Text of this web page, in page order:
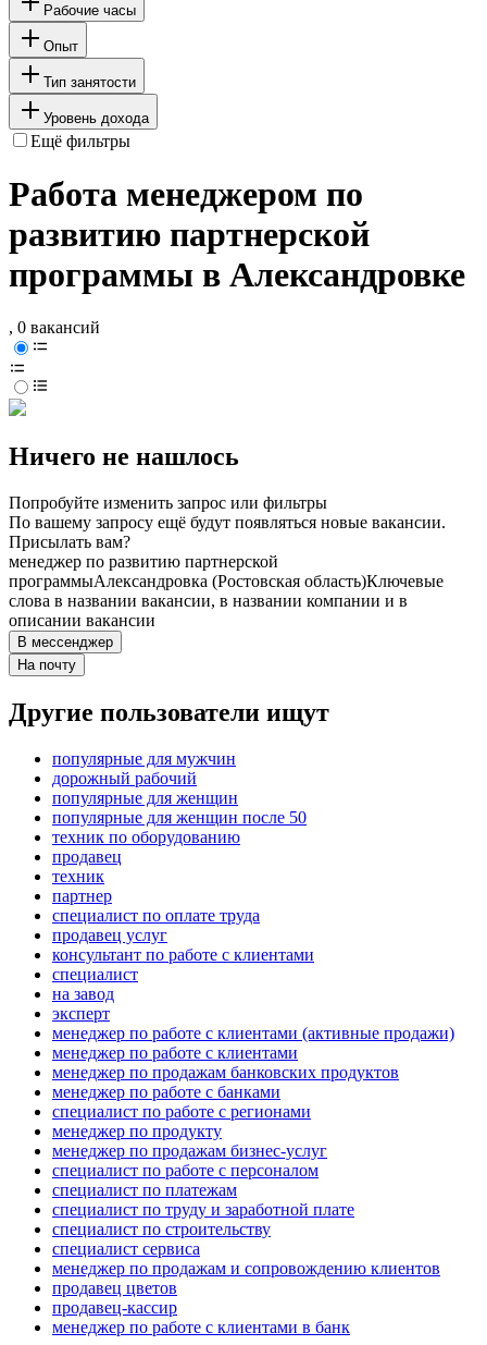
Рабочие часы
Опыт
Тип занятости
Уровень дохода
Ещё фильтры
Работа менеджером по
развитию партнерской
программы в Александровке
, 0 вакансий
Ничего не нашлось
Попробуйте изменить запрос или фильтры
По вашему запросу ещё будут появляться новые вакансии.
Присылать вам?
менеджер по развитию партнерской
программыАлександровка (Ростовская область)Ключевые
слова в названии вакансии, в названии компании и в
описании вакансии
В мессенджер
На почту
Другие пользователи ищут
популярные для мужчин
дорожный рабочий
популярные для женщин
популярные для женщин после 50
техник по оборудованию
продавец
техник
партнер
специалист по оплате труда
продавец услуг
консультант по работе с клиентами
специалист
на завод
эксперт
менеджер по работе с клиентами (активные продажи)
менеджер по работе с клиентами
менеджер по продажам банковских продуктов
менеджер по работе с банками
специалист по работе с регионами
менеджер по продукту
менеджер по продажам бизнес-услуг
специалист по работе с персоналом
специалист по платежам
специалист по труду и заработной плате
специалист по строительству
специалист сервиса
менеджер по продажам и сопровождению клиентов
продавец цветов
продавец-кассир
менеджер по работе с клиентами в банк